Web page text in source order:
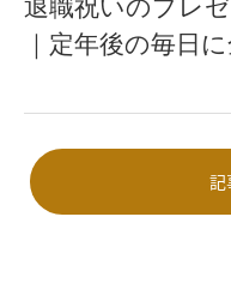
退職祝いのプレ
｜定年後の毎日
記